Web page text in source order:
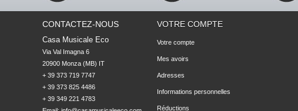
CONTACTEZ-NOUS
Casa Musicale Eco
Via Val Imagna 6
20900 Monza (MB) IT
+ 39 373 719 7747
+ 39 373 825 4486
+ 39 349 221 4783
VOTRE COMPTE
Votre compte
Mes avoirs
Adresses
Informations personnelles
Réductions